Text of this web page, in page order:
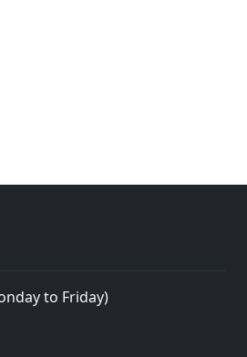
to Friday)